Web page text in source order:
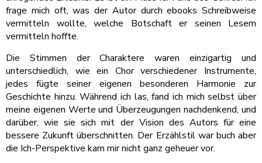
frage mich oft, was der Autor durch ebooks Schreibweise
vermitteln wollte, welche Botschaft er seinen Lesern
vermitteln hoffte.
Die Stimmen der Charaktere waren einzigartig und
unterschiedlich, wie ein Chor verschiedener Instrumente,
jedes fügte seiner eigenen besonderen Harmonie zur
Geschichte hinzu. Während ich las, fand ich mich selbst über
meine eigenen Werte und Überzeugungen nachdenkend, und
darüber, wie sie sich mit der Vision des Autors für eine
bessere Zukunft überschnitten. Der Erzählstil war buch aber
die Ich-Perspektive kam mir nicht ganz geheuer vor.